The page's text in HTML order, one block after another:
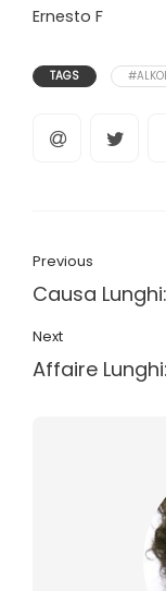
Ernesto F
TAGS
Previous
Causa
Next
Affaire